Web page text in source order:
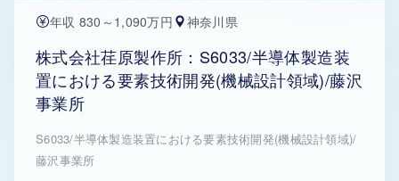
年収 830～1,090万円 神奈川県
株式会社荏原製作所：S6033/半導体製造装
置における要素技術開発(機械設計領域)/藤沢
事業所
S6033/半導体製造装置における要素技術開発(機械設計領域)/
藤沢事業所